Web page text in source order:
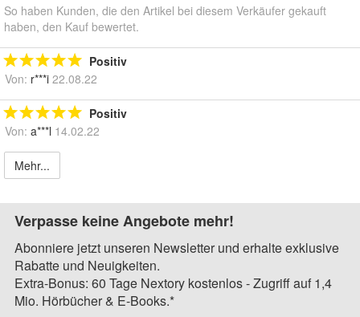
So haben Kunden, die den Artikel bei diesem Verkäufer gekauft
haben, den Kauf bewertet.
Positiv
Von: r***i 22.08.22
Positiv
Von: a***l 14.02.22
Mehr...
Verpasse keine Angebote mehr!
Abonniere jetzt unseren Newsletter und erhalte exklusive
Rabatte und Neuigkeiten.
Extra-Bonus: 60 Tage Nextory kostenlos - Zugriff auf 1,4
Mio. Hörbücher & E-Books.*